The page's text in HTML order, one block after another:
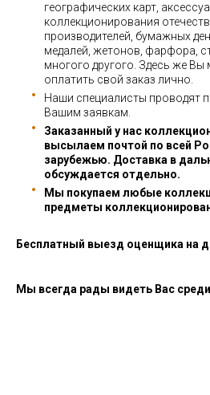
географических карт,
коллекционирования
производителей, бумажных
медалей, жетонов, фарфора,
многого другого. Здесь же Вы
оплатить свой заказ лично.
Наши специалисты проводят
Вашим заявкам.
Заказанный у нас
высылаем почтой по всей
зарубежью. Доставка в
обсуждается отдельно.
Мы покупаем любые
предметы
Бесплатный выезд оценщика на
Мы всегда рады видеть Вас